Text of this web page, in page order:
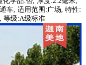
车, 适用范围:广场, 特性:
等级:A级标准